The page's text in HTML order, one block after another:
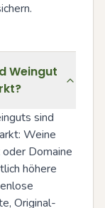
Weingut
sind
Weine
Domaine
höhere
Original-